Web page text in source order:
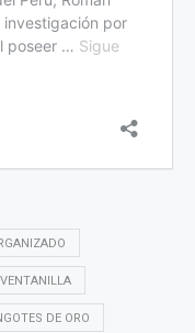
DE ORO